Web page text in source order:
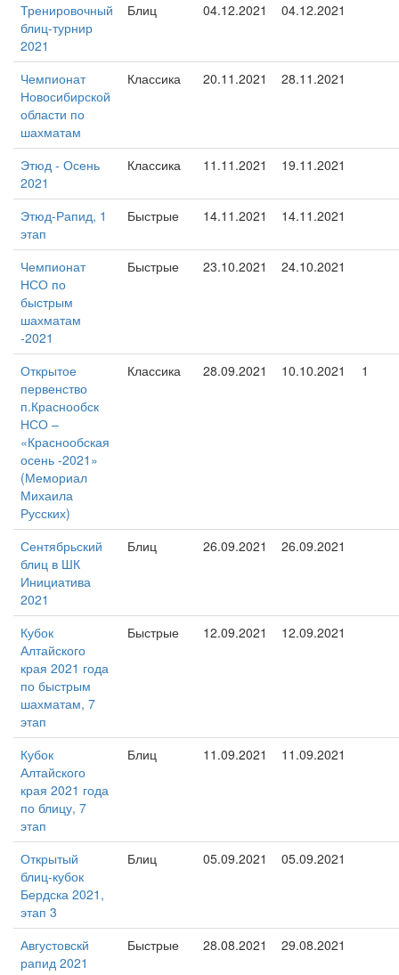
Тренировочный
блиц-турнир
2021
Блиц 04.12.2021 04.12.2021
Чемпионат
Новосибирской
области по
шахматам
Классика 20.11.2021 28.11.2021
Этюд - Осень
2021
Классика 11.11.2021 19.11.2021
Этюд-Рапид, 1
этап
Быстрые 14.11.2021 14.11.2021
Чемпионат
НСО по
быстрым
шахматам
-2021
Быстрые 23.10.2021 24.10.2021
Открытое
первенство
п.Краснообск
НСО –
«Краснообская
осень -2021»
(Мемориал
Михаила
Русских)
Классика 28.09.2021 10.10.2021 1
Сентябрьский
блиц в ШК
Инициатива
2021
Блиц 26.09.2021 26.09.2021
Кубок
Алтайского
края 2021 года
по быстрым
шахматам, 7
этап
Быстрые 12.09.2021 12.09.2021
Кубок
Алтайского
края 2021 года
по блицу, 7
этап
Блиц 11.09.2021 11.09.2021
Открытый
блиц-кубок
Бердска 2021,
этап 3
Блиц 05.09.2021 05.09.2021
Августовскй
рапид 2021
Быстрые 28.08.2021 29.08.2021